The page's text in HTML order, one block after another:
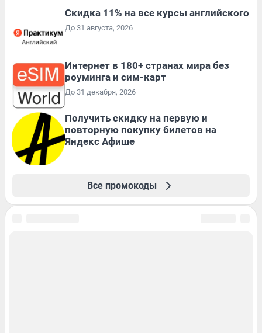
Скидка 11% на все курсы английского
До 31 августа, 2026
Интернет в 180+ странах мира без
роуминга и сим-карт
До 31 декабря, 2026
Получить скидку на первую и
повторную покупку билетов на
Яндекс Афише
Все промокоды